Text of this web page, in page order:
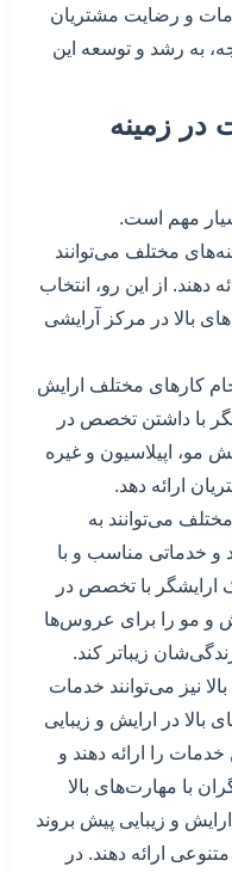
و رضایت مشتریان
به رشد و توسعه این
زمینه
مهم است.
مختلف می‌توانند
دهند. از این رو، انتخاب
بالا در مرکز آرایشی
کارهای مختلف ارایش
با داشتن تخصص در
مو، اپیلاسیون و غیره
ارائه دهد.
می‌توانند به
و خدماتی مناسب و با
ارایشگر با تخصص در
و مو را برای عروس‌ها
زیباتر کند.
نیز می‌توانند خدمات
بالا در ارایش و زیبایی
را ارائه دهند و
با مهارت‌های بالا
و زیبایی پیش بروند
ارائه دهند. در